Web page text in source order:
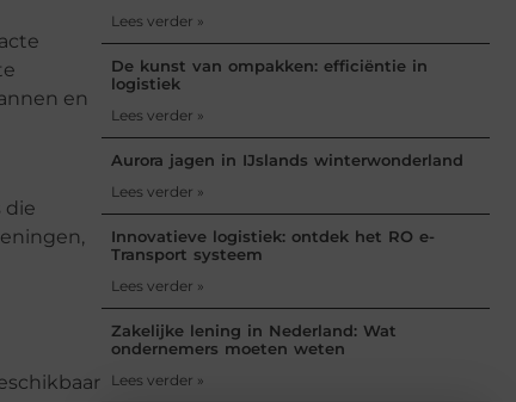
en
die
Lees verder »
De kunst van ompakken: efficiëntie in
logistiek
Lees verder »
Aurora jagen in IJslands winterwonderland
Lees verder »
Innovatieve logistiek: ontdek het RO e-
Transport systeem
Lees verder »
Zakelijke lening in Nederland: Wat
ondernemers moeten weten
Lees verder »